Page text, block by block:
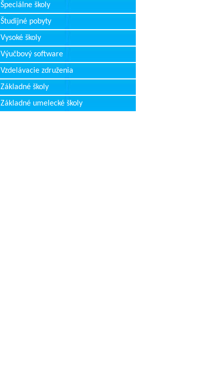
Špeciálne školy
Študijné pobyty
Vysoké školy
Výučbový software
Vzdelávacie združenia
Základné školy
Základné umelecké školy